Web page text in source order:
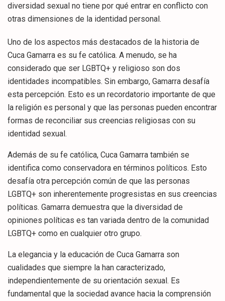
diversidad sexual no tiene por qué entrar en conflicto con
otras dimensiones de la identidad personal.
Uno de los aspectos más destacados de la historia de
Cuca Gamarra es su fe católica. A menudo, se ha
considerado que ser LGBTQ+ y religioso son dos
identidades incompatibles. Sin embargo, Gamarra desafía
esta percepción. Esto es un recordatorio importante de que
la religión es personal y que las personas pueden encontrar
formas de reconciliar sus creencias religiosas con su
identidad sexual.
Además de su fe católica, Cuca Gamarra también se
identifica como conservadora en términos políticos. Esto
desafía otra percepción común de que las personas
LGBTQ+ son inherentemente progresistas en sus creencias
políticas. Gamarra demuestra que la diversidad de
opiniones políticas es tan variada dentro de la comunidad
LGBTQ+ como en cualquier otro grupo.
La elegancia y la educación de Cuca Gamarra son
cualidades que siempre la han caracterizado,
independientemente de su orientación sexual. Es
fundamental que la sociedad avance hacia la comprensión